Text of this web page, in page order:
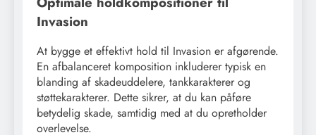
Invasion
At bygge et effektivt hold til Invasion er afgørende.
En afbalanceret komposition inkluderer typisk en
blanding af skadeuddelere, tankkarakterer og
støttekarakterer. Dette sikrer, at du kan påføre
betydelig skade, samtidig med at du opretholder
overlevelse.